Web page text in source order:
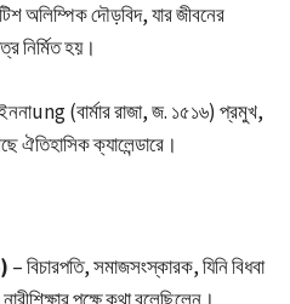
অলিম্পিক দৌড়বিদ, যার জীবনের
নির্মিত হয়।
(বার্মার রাজা, জ. ১৫১৬) প্রমুখ,
ঐতিহাসিক ক্যালেন্ডারে।
– বিচারপতি, সমাজসংস্কারক, যিনি বিধবা